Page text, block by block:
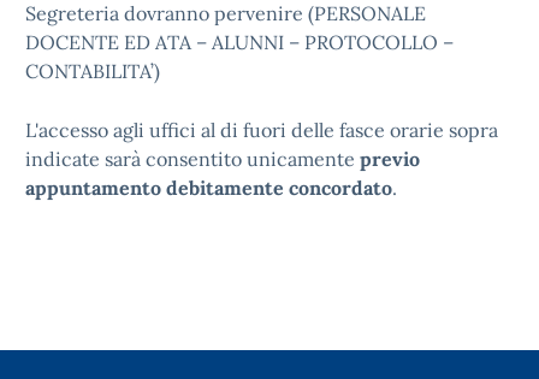
Segreteria dovranno pervenire (PERSONALE
DOCENTE ED ATA – ALUNNI – PROTOCOLLO –
CONTABILITA’)
L'accesso agli uffici al di fuori delle fasce orarie sopra
indicate sarà consentito unicamente previo
appuntamento debitamente concordato.